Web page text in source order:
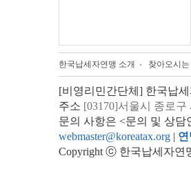
한국납세자연맹 소개 찾아오시는
[비영리민간단체] 한국납
주소 [03170]서울시 종로
문의 사항은 <문의 및 상담
webmaster@koreatax.org | 연
Copyright ⓒ 한국납세자연